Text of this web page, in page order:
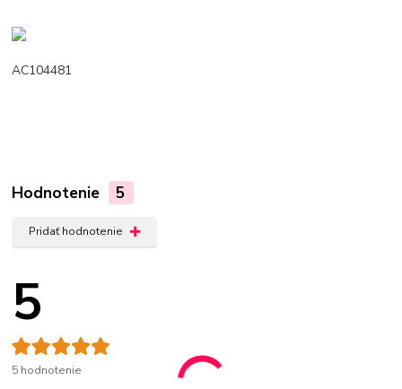
AC104481
Hodnotenie 5
Pridať hodnotenie
5
5 hodnotenie